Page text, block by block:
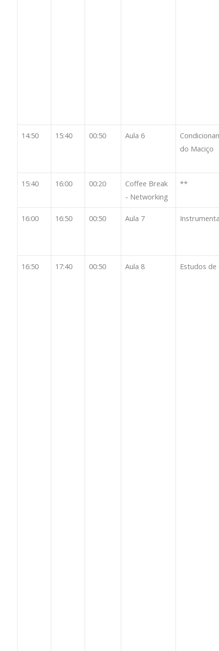
14:50 15:40 00:50 Aula 6
do Maciço
15:40 16:00 00:20
Coffee Break
- Networking
**
16:00 16:50 00:50 Aula 7
16:50 17:40 00:50 Aula 8 Estudos de